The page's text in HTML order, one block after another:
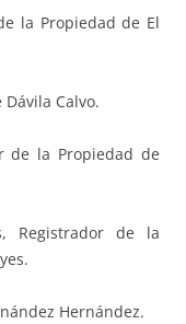
la Propiedad de El
Calvo.
de la Propiedad de
Registrador de la
Hernández.